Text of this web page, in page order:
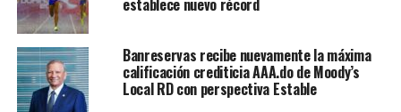
establece nuevo récord
Banreservas recibe nuevamente la máxima
calificación crediticia AAA.do de Moody’s
Local RD con perspectiva Estable